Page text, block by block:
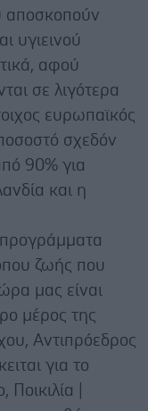
αποσκοπούν
υγιεινού
αφού
σε λιγότερα
ευρωπαϊκός
σχεδόν
90% για
και η
ζωής που
μας είναι
μέρος της
Αντιπρόεδρος
για το
|